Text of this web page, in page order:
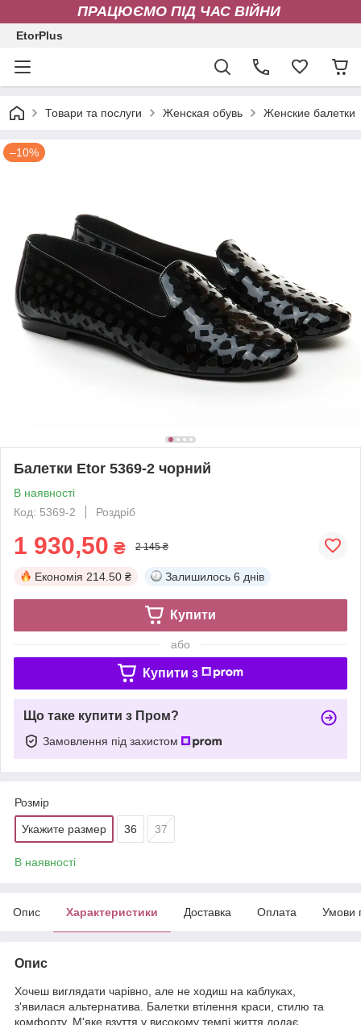
ПРАЦЮЄМО ПІД ЧАС ВІЙНИ
EtorPlus
Товари та послуги Женская обувь Женские балетки
–10%
Балетки Etor 5369-2 чорний
В наявності
Код: 5369-2
Роздріб
1 930,50 ₴ 2 145 ₴
Економія 214.50 ₴ Залишилось 6 днів
Купити
або
Купити з
Що таке купити з Пром?
Замовлення під захистом
Розмір
Укажите размер 36 37
В наявності
Опис Характеристики Доставка Оплата Умови
Опис
Хочеш виглядати чарівно, але не ходиш на каблуках,
з'явилася альтернатива. Балетки втілення краси, стилю та
комфорту. М'яке взуття у високому темпі життя додає